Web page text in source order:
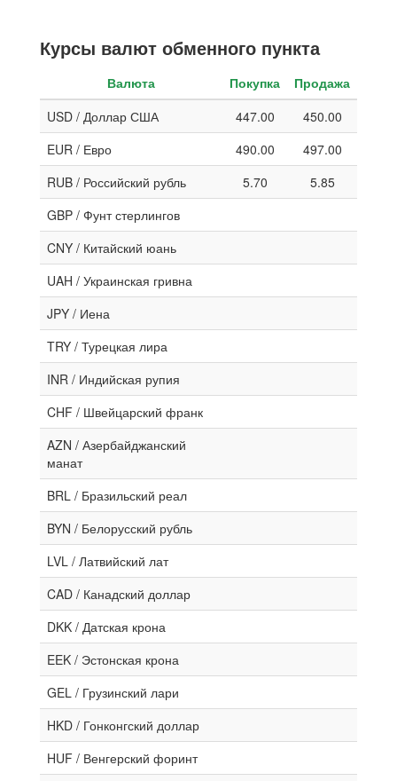
Курсы валют обменного пункта
Валюта Покупка
Продажа
USD / Доллар США
447.00
450.00
EUR / Евро
490.00
497.00
RUB / Российский рубль
5.70
5.85
GBP / Фунт стерлингов
CNY / Китайский юань
UAH / Украинская гривна
JPY / Иена
TRY / Турецкая лира
INR / Индийская рупия
CHF / Швейцарский франк
AZN / Азербайджанский
манат
BRL / Бразильский реал
BYN / Белорусский рубль
LVL / Латвийский лат
CAD / Канадский доллар
DKK / Датская крона
EEK / Эстонская крона
GEL / Грузинский лари
HKD / Гонконгский доллар
HUF / Венгерский форинт